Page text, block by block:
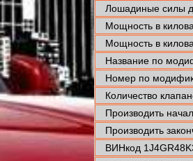
Лошадиные силы
Мощность в
Мощность в
Название по
Номер по
Количество
Производить
Производить
ВИНкод